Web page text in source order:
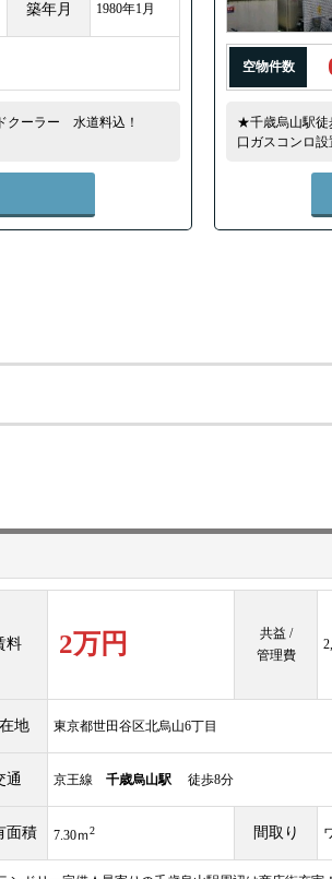
築年月 1980年1月
クーラー 水道料込！
空物件数
★千歳烏山駅
口ガスコンロ
料 2万円
共益 /
管理費
地 東京都世田谷区北烏山6丁目
通 京王線 千歳烏山駅 徒歩8分
面積 7.30ｍ2 間取り